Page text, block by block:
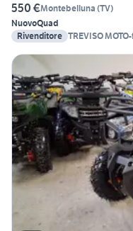
550 €Montebelluna (TV)
NuovoQuad
Rivenditore TREVISO